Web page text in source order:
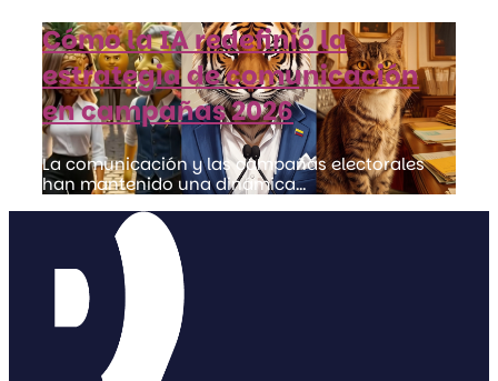
Cómo la IA redefinió la
estrategia de comunicación
en campañas 2026
La comunicación y las campañas electorales
han mantenido una dinámica...